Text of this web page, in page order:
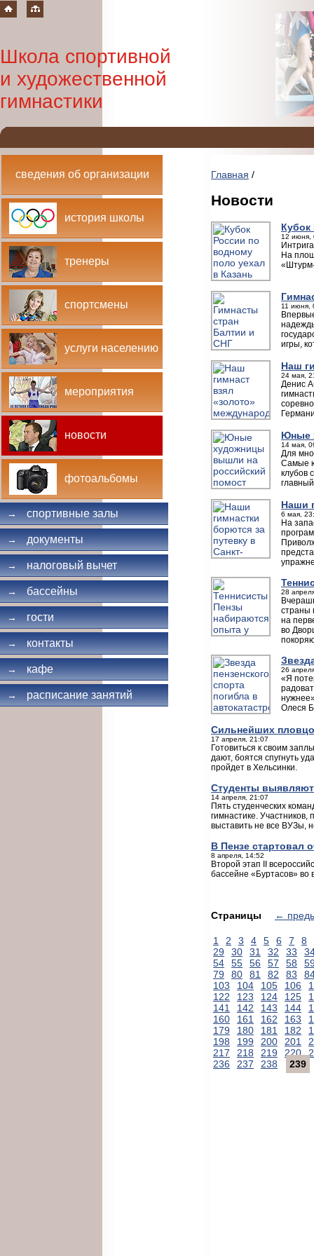
Школа спортивной
и художественной
гимнастики
сведения об организации
история школы
тренеры
спортсмены
услуги населению
мероприятия
новости
фотоальбомы
→ спортивные залы
→ документы
→ налоговый вычет
→ бассейны
→ гости
→ контакты
→ кафе
→ расписание занятий
Главная /
Новости
Кубок
12 июня,
На
11 июня,
игры,
Наш
24 мая,
Денис
Юные
14 мая,
Для
Самые
клубов
Наши
6 мая,
На
28
страны
на
во
26
«Я
Олеся
Сильнейших
17 апреля, 21:07
Готовиться к своим
дают, боятся спугнуть
пройдет в Хельсинки.
Студенты
14 апреля, 21:07
Пять студенческих
гимнастике.
выставить не все ВУЗы,
В Пензе стартовал
8 апреля, 14:52
Второй этап II
бассейне «Буртасов» во
Страницы ←
1 2 3 4 5 6 7
8
29
30 31 32 33
54
55 56 57 58
79
80 81 82 83
103
104 105 106
122
123 124 125
141
142 143 144
160
161 162 163
179
180 181 182
198
199 200 201
217
218 219 220
236
237 238 239